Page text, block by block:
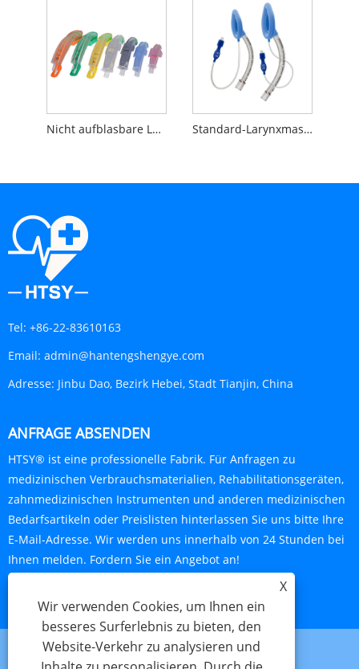
Nicht aufblasbare Larynxmaske Standard-Larynxmaske für die Atemwege
Tel: +86-22-83610163
Email: admin@hantengshengye.com
Adresse: Jinbu Dao, Bezirk Hebei, Stadt Tianjin, China
ANFRAGE ABSENDEN
HTSY® ist eine professionelle Fabrik. Für Anfragen zu
medizinischen Verbrauchsmaterialien, Rehabilitationsgeräten,
zahnmedizinischen Instrumenten und anderen medizinischen
Bedarfsartikeln oder Preislisten hinterlassen Sie uns bitte Ihre
E-Mail-Adresse. Wir werden uns innerhalb von 24 Stunden bei
Ihnen melden. Fordern Sie ein Angebot an!
X
Wir verwenden Cookies, um Ihnen ein
besseres Surferlebnis zu bieten, den
Website-Verkehr zu analysieren und